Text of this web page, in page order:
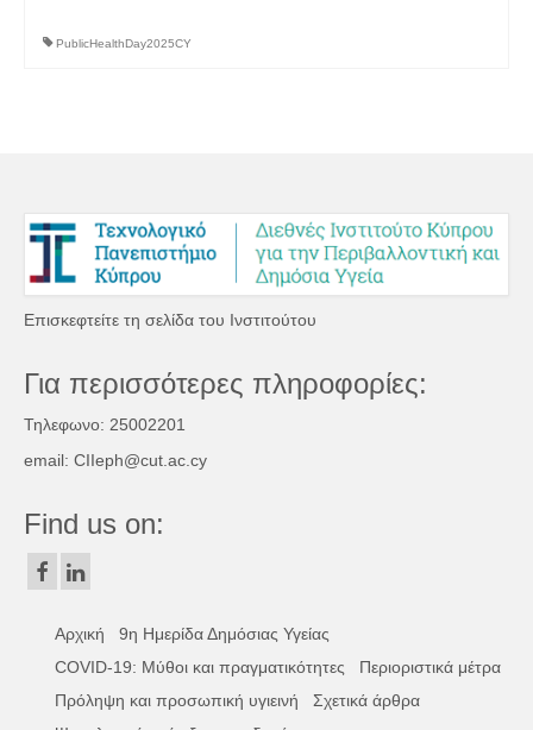
PublicHealthDay2025CY
Επισκεφτείτε τη σελίδα του Ινστιτούτου
Για περισσότερες πληροφορίες:
Τηλεφωνο: 25002201
email: CIIeph@cut.ac.cy
Find us on:
Αρχική
9η Ημερίδα Δημόσιας Υγείας
COVID-19: Μύθοι και πραγματικότητες
Περιοριστικά μέτρα
Πρόληψη και προσωπική υγιεινή
Σχετικά άρθρα